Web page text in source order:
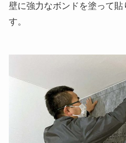
壁に強力なボンドを塗って貼
す。